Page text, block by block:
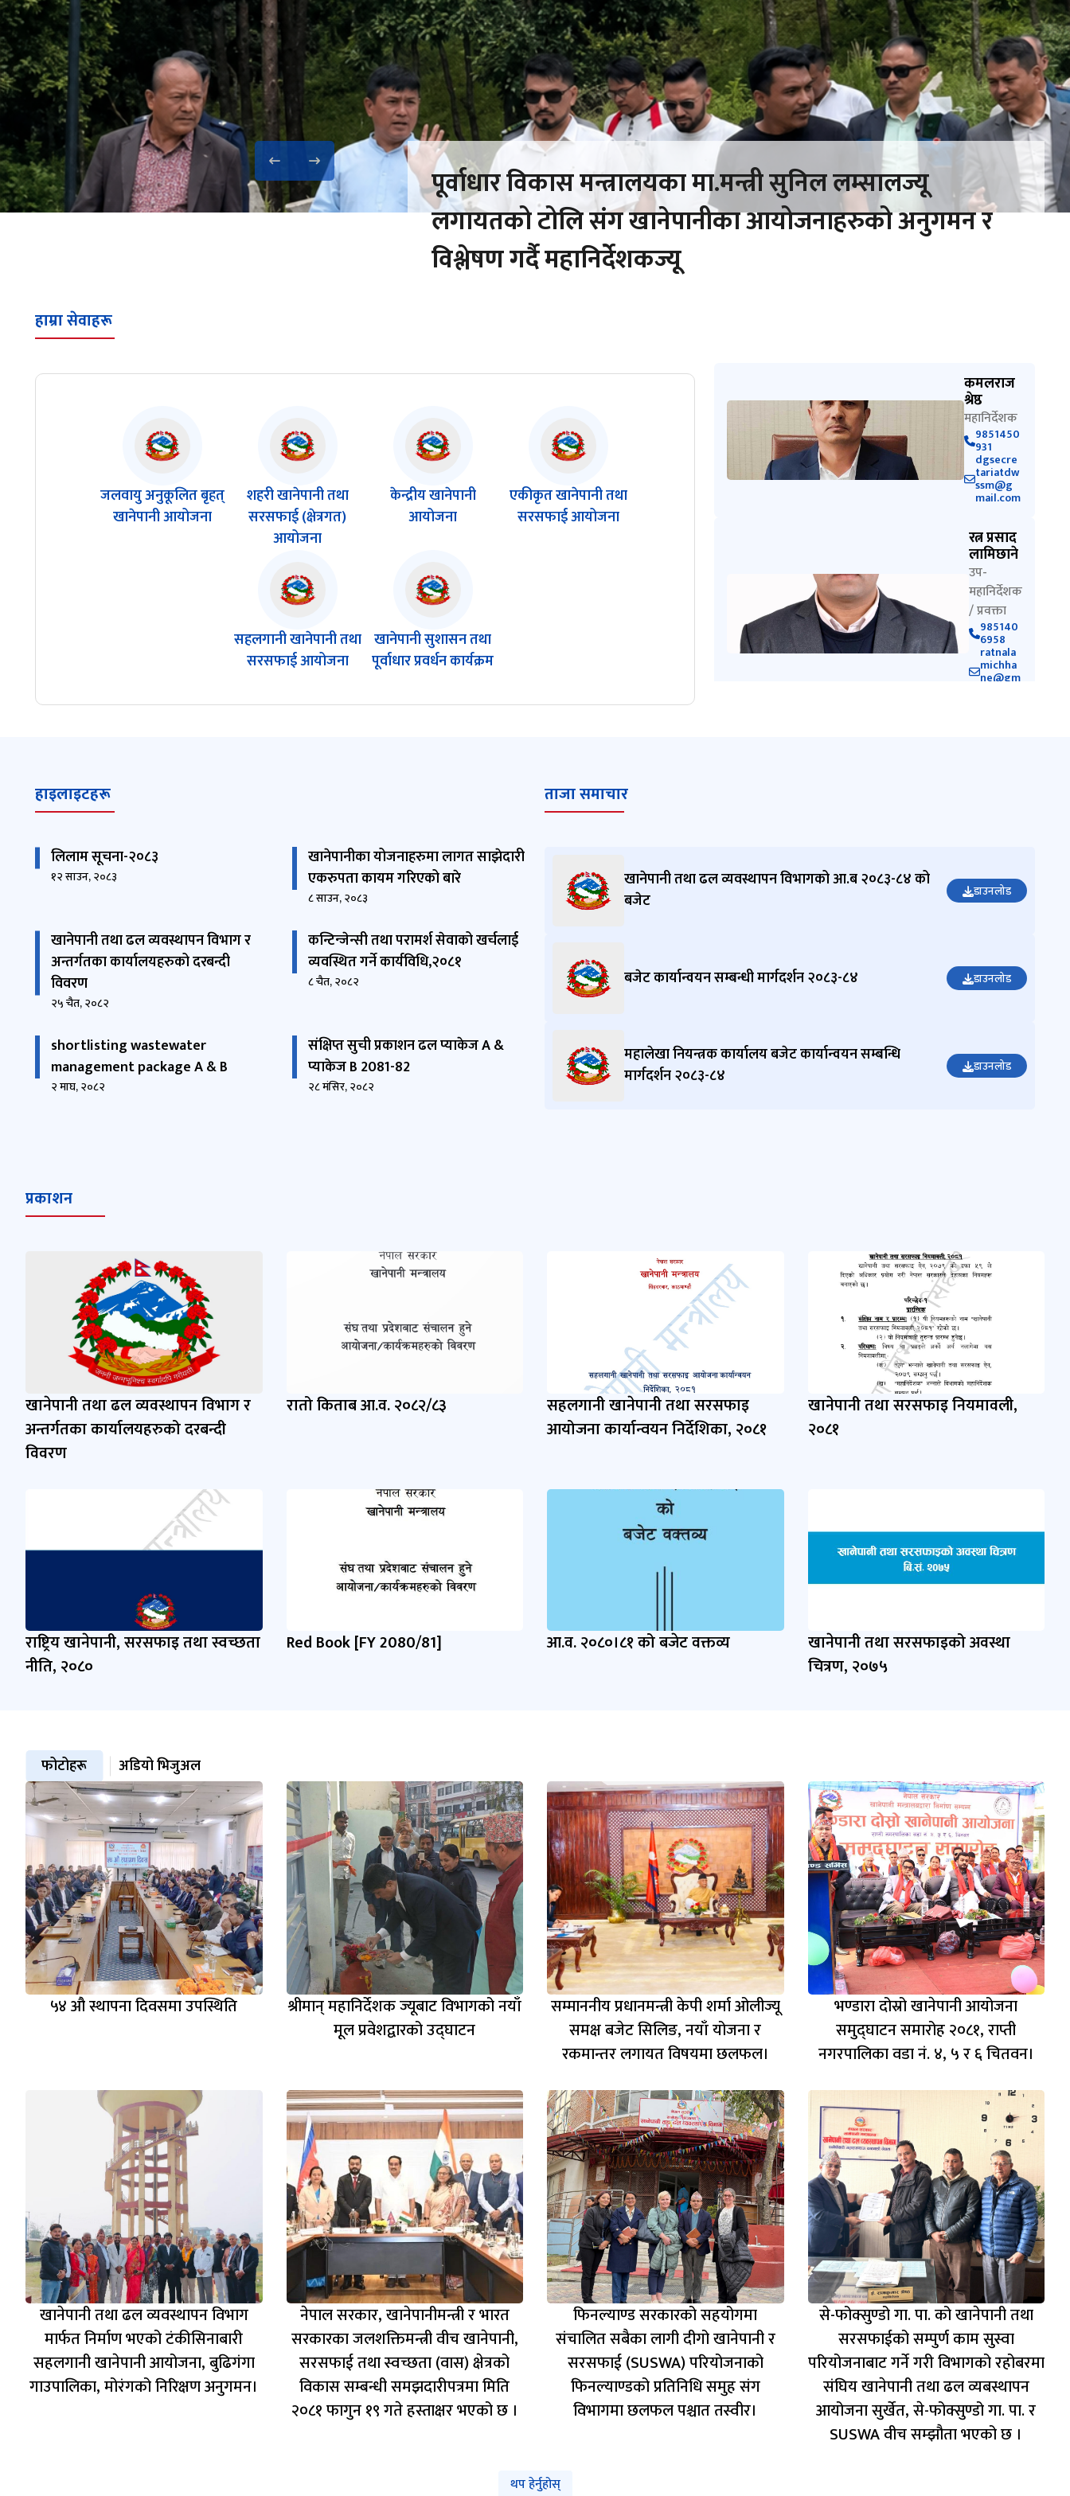
महानिर्देशकज्यूहरु
पूर्वाधार विकास मन्त्रालयका मा.मन्त्री सुनिल लम्सालज्यू
लगायतको टोलि संग खानेपानीका आयोजनाहरुको अनुगमन र
विश्लेषण गर्दै महानिर्देशकज्यू
हाम्रा सेवाहरू
जलवायु अनुकूलित बृहत्
खानेपानी आयोजना
शहरी खानेपानी तथा
सरसफाई (क्षेत्रगत)
आयोजना
केन्द्रीय खानेपानी
आयोजना
एकीकृत खानेपानी तथा
सरसफाई आयोजना
सहलगानी खानेपानी तथा
सरसफाई आयोजना
खानेपानी सुशासन तथा
पूर्वाधार प्रवर्धन कार्यक्रम
कमलराज
श्रेष्ठ
महानिर्देशक
9851450
931
dgsecre
tariatdw
ssm@g
mail.com
रत्न प्रसाद
लामिछाने
उप-
महानिर्देशक
/ प्रवक्ता
985140
6958
ratnala
michha
ne@gm
gmail.co
m
गुनासो सुन्ने अधिकारी
9851407038
हाइलाइटहरू
लिलाम सूचना-२०८३
१२ साउन, २०८३
खानेपानीका योजनाहरुमा लागत साझेदारी
एकरुपता कायम गरिएको बारे
८ साउन, २०८३
खानेपानी तथा ढल व्यवस्थापन विभाग र
अन्तर्गतका कार्यालयहरुको दरबन्दी
विवरण
२५ चैत, २०८२
कन्टिन्जेन्सी तथा परामर्श सेवाको खर्चलाई
व्यवस्थित गर्ने कार्यविधि,२०८१
८ चैत, २०८२
shortlisting wastewater
management package A & B
२ माघ, २०८२
संक्षिप्त सुची प्रकाशन ढल प्याकेज A &
प्याकेज B 2081-82
२८ मंसिर, २०८२
ताजा समाचार
खानेपानी तथा ढल व्यवस्थापन विभागको आ.ब २०८३-८४ को
बजेट
डाउनलोड
बजेट कार्यान्वयन सम्बन्धी मार्गदर्शन २०८३-८४ डाउनलोड
महालेखा नियन्त्रक कार्यालय बजेट कार्यान्वयन सम्बन्धि
मार्गदर्शन २०८३-८४
डाउनलोड
प्रकाशन
खानेपानी तथा ढल व्यवस्थापन विभाग र
अन्तर्गतका कार्यालयहरुको दरबन्दी
विवरण
रातो किताब आ.व. २०८२/८३
सहलगानी खानेपानी तथा सरसफाइ
आयोजना कार्यान्वयन निर्देशिका, २०८१
खानेपानी तथा सरसफाइ नियमावली,
२०८१
राष्ट्रिय खानेपानी, सरसफाइ तथा स्वच्छता
नीति, २०८०
Red Book [FY 2080/81] आ.व. २०८०।८१ को बजेट वक्तव्य
खानेपानी तथा सरसफाइको अवस्था
चित्रण, २०७५
फोटोहरू अडियो भिजुअल
५४ औ स्थापना दिवसमा उपस्थिति
श्रीमान् महानिर्देशक ज्यूबाट विभागको नयाँ
मूल प्रवेशद्वारको उद्घाटन
सम्माननीय प्रधानमन्त्री केपी शर्मा ओलीज्यू
समक्ष बजेट सिलिङ, नयाँ योजना र
रकमान्तर लगायत विषयमा छलफल।
भण्डारा दोस्रो खानेपानी आयोजना
समुद्घाटन समारोह २०८१, राप्ती
नगरपालिका वडा नं. ४, ५ र ६ चितवन।
खानेपानी तथा ढल व्यवस्थापन विभाग
मार्फत निर्माण भएको टंकीसिनाबारी
सहलगानी खानेपानी आयोजना, बुढिगंगा
गाउपालिका, मोरंगको निरिक्षण अनुगमन।
नेपाल सरकार, खानेपानीमन्त्री र भारत
सरकारका जलशक्तिमन्त्री वीच खानेपानी,
सरसफाई तथा स्वच्छता (वास) क्षेत्रको
विकास सम्बन्धी समझदारीपत्रमा मिति
२०८१ फागुन १९ गते हस्ताक्षर भएको छ ।
फिनल्याण्ड सरकारको सहयोगमा
संचालित सबैका लागी दीगो खानेपानी र
सरसफाई (SUSWA) परियोजनाको
फिनल्याण्डको प्रतिनिधि समुह संग
विभागमा छलफल पश्चात तस्वीर।
से-फोक्सुण्डो गा. पा. को खानेपानी तथा
सरसफाईको सम्पुर्ण काम सुस्वा
परियोजनाबाट गर्ने गरी विभागको रहोबरमा
संघिय खानेपानी तथा ढल व्यबस्थापन
आयोजना सुर्खेत, से-फोक्सुण्डो गा. पा. र
SUSWA वीच सम्झौता भएको छ ।
थप हेर्नुहोस्